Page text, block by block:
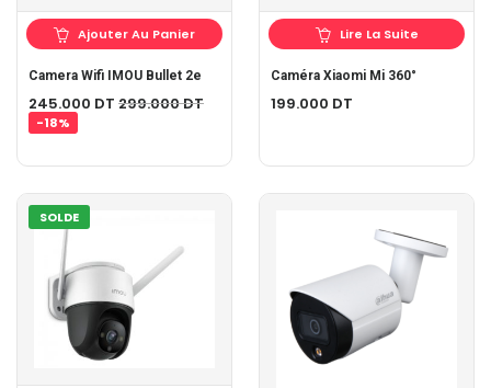
Ajouter Au Panier
Camera Wifi IMOU Bullet 2e
245.000 DT 299.000DT
-18%
Lire La Suite
Caméra Xiaomi Mi 360°
199.000 DT
SOLDE